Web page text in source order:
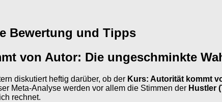
Bewertung und Tipps
von Autor: Die ungeschminkte
diskutiert heftig darüber, ob der Kurs: Autorität kommt
Meta-Analyse werden vor allem die Stimmen der Hustler
rechnet.